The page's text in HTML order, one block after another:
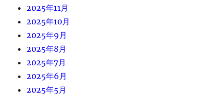
2025年11月
2025年10月
2025年9月
2025年8月
2025年7月
2025年6月
2025年5月